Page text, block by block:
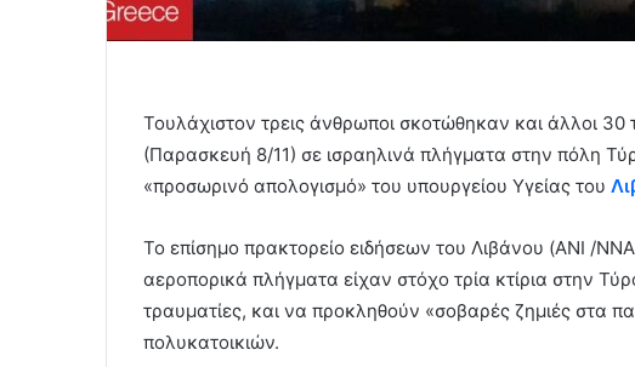
Τουλάχιστον τρεις άνθρωποι σκοτώθηκαν και άλλοι
(Παρασκευή 8/11) σε ισραηλινά πλήγματα στην πόλη
«προσωρινό απολογισμό» του υπουργείου Υγείας του
Το επίσημο πρακτορείο ειδήσεων του Λιβάνου (ANI /
αεροπορικά πλήγματα είχαν στόχο τρία κτίρια στην
τραυματίες, και να προκληθούν «σοβαρές ζημιές στα
πολυκατοικιών.